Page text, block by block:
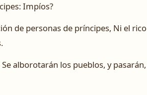
Impíos?
de personas de príncipes, Ni el
alborotarán los pueblos, y